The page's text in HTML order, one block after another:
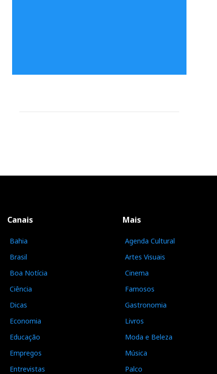
Canais
Bahia
Brasil
Boa Notícia
Ciência
Dicas
Economia
Educação
Empregos
Entrevistas
Mais
Agenda Cultural
Artes Visuais
Cinema
Famosos
Gastronomia
Livros
Moda e Beleza
Música
Palco